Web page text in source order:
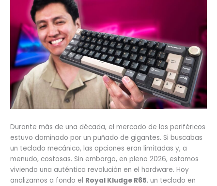
Durante más de una década, el mercado de los periféricos
estuvo dominado por un puñado de gigantes. Si buscabas
un teclado mecánico, las opciones eran limitadas y, a
menudo, costosas. Sin embargo, en pleno 2026, estamos
viviendo una auténtica revolución en el hardware. Hoy
analizamos a fondo el Royal Kludge R65, un teclado en